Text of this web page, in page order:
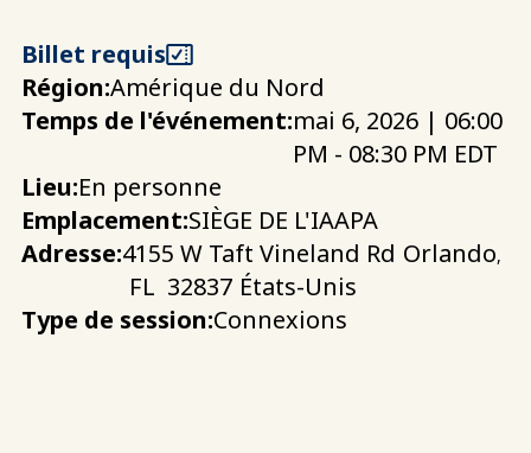
Billet requis
Région:Amérique du Nord
Temps de l'événement:mai 6, 2026 | 06:00
PM - 08:30 PM EDT
Lieu:En personne
Emplacement:SIÈGE DE L'IAAPA
Adresse:4155 W Taft Vineland Rd Orlando,
FL 32837 États-Unis
Type de session:Connexions